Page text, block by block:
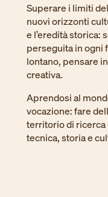
Superare i limiti
nuovi orizzonti
e l’eredità storica:
perseguita in ogni
lontano, pensare
creativa.
Aprendosi al
vocazione: fare
territorio di ricerca
tecnica, storia e